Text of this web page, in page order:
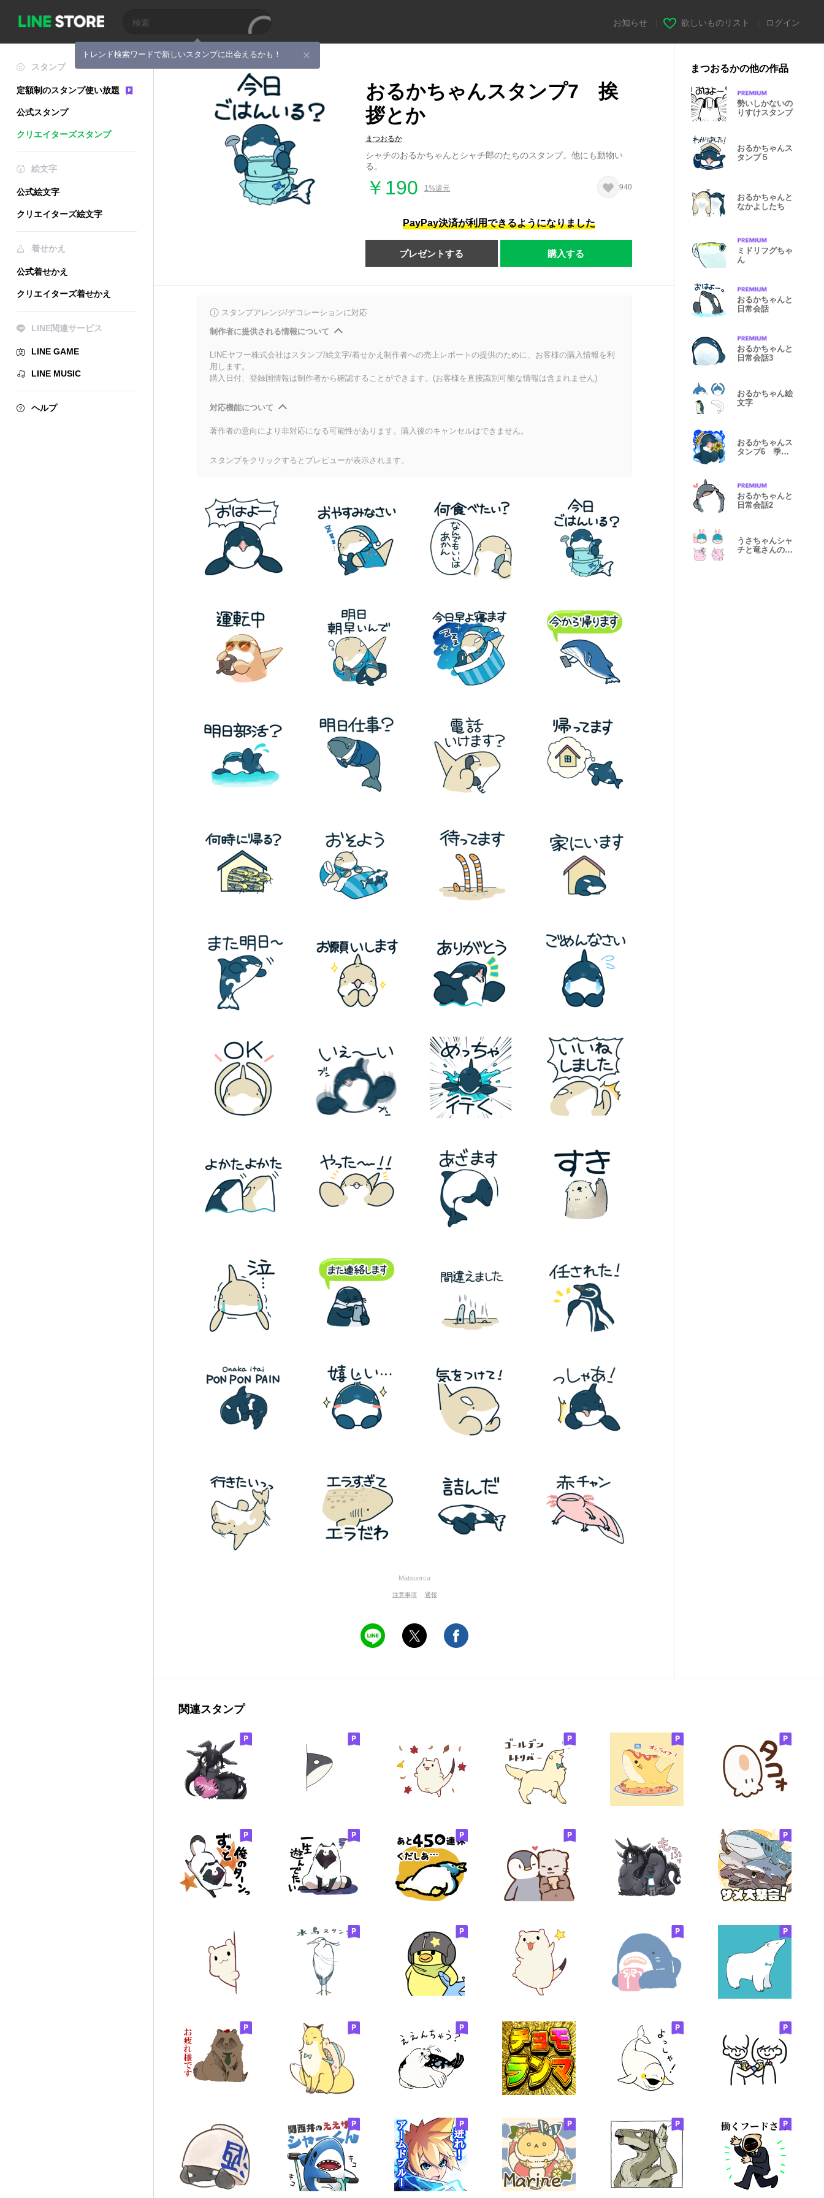
トレンド検索ワードで新しいスタンプに出会えるかも！
お知らせ 欲しいものリスト ログイン
スタンプ
定額制のスタンプ使い放題
公式スタンプ
クリエイターズスタンプ
絵文字
公式絵文字
クリエイターズ絵文字
着せかえ
公式着せかえ
クリエイターズ着せかえ
LINE関連サービス
LINE GAME
LINE MUSIC
ヘルプ
おるかちゃんスタンプ7 挨
拶とか
まつおるか
シャチのおるかちゃんとシャチ郎のたちのスタンプ。他にも動物い
る。
￥190 1%還元 940
PayPay決済が利用できるようになりました
プレゼントする 購入する
スタンプアレンジ/デコレーションに対応
制作者に提供される情報について
LINEヤフー株式会社はスタンプ/絵文字/着せかえ制作者への売上レポートの提供のために、お客様の購入情報を利
用します。
購入日付、登録国情報は制作者から確認することができます。(お客様を直接識別可能な情報は含まれません)
対応機能について
著作者の意向により非対応になる可能性があります。購入後のキャンセルはできません。
スタンプをクリックするとプレビューが表示されます。
Matsuorca
注意事項 通報
まつおるかの他の作品
勢いしかないの
りすけスタンプ
おるかちゃんス
タンプ５
おるかちゃんと
なかよしたち
ミドリフグちゃ
ん
おるかちゃんと
日常会話
おるかちゃんと
日常会話3
おるかちゃん絵
文字
おるかちゃんス
タンプ6 季節
おるかちゃんと
日常会話2
うさちゃんシャ
チと竜さんの絵
関連スタンプ